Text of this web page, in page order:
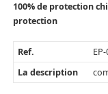
100% de protection
protection
Ref.
La description